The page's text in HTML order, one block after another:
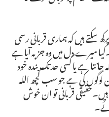
سکتے ہیں کہ ہماری قربانی رسمی
میرے دل میں وہ جزبہ آیا ہے
ہے یا کسی حد تک بندہ خود
لوگوں کی ہے جو سب کچھ اللہ
قربانی تو ان خوش